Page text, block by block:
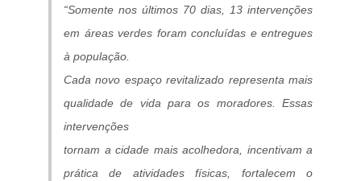
“Somente nos últimos 70 dias, 13 intervenções
em áreas verdes foram concluídas e entregues
à população.
Cada novo espaço revitalizado representa mais
qualidade de vida para os moradores. Essas
intervenções
tornam a cidade mais acolhedora, incentivam a
prática de atividades físicas, fortalecem o